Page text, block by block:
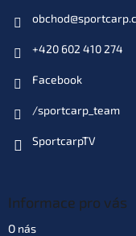
Varianta:
EAN:
obchod@
+420 602 410 274
Facebook
/sportcarp_team
SportcarpTV
Informace pro vás
O nás